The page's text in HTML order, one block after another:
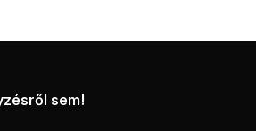
sem!